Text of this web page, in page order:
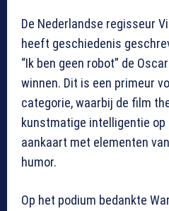
De Nederlandse regisseur
heeft geschiedenis
“Ik ben geen robot” de
winnen. Dit is een primeur
categorie, waarbij de film
kunstmatige intelligentie op
aankaart met elementen
humor.
Op het podium bedankte